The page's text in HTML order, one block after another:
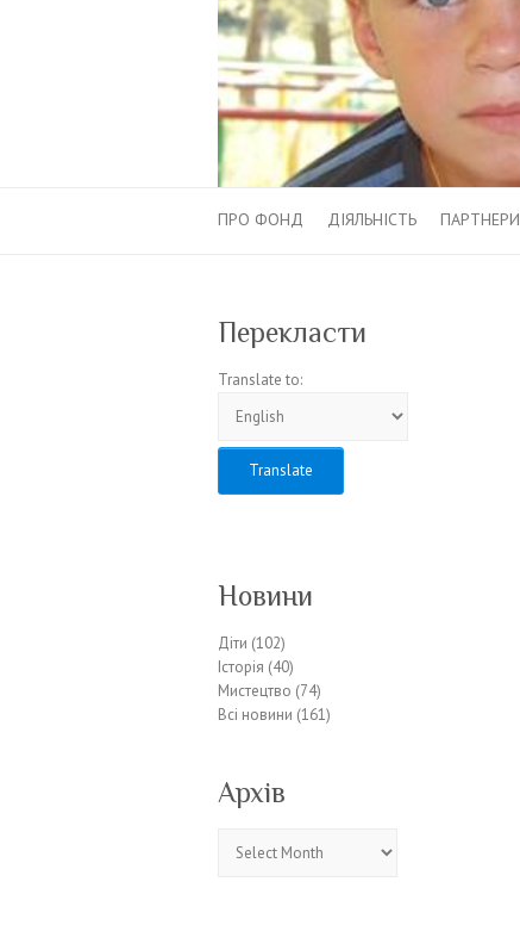
ПРО ФОНД ДІЯЛЬНІСТЬ ПАРТНЕРИ
Перекласти
Translate to:
Новини
Діти (102)
Історія (40)
Мистецтво (74)
Всі новини (161)
Архів